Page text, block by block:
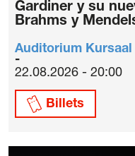
Gardiner y su
Brahms y
Auditorium Kursaal
22.08.2026 - 20:00
Billets